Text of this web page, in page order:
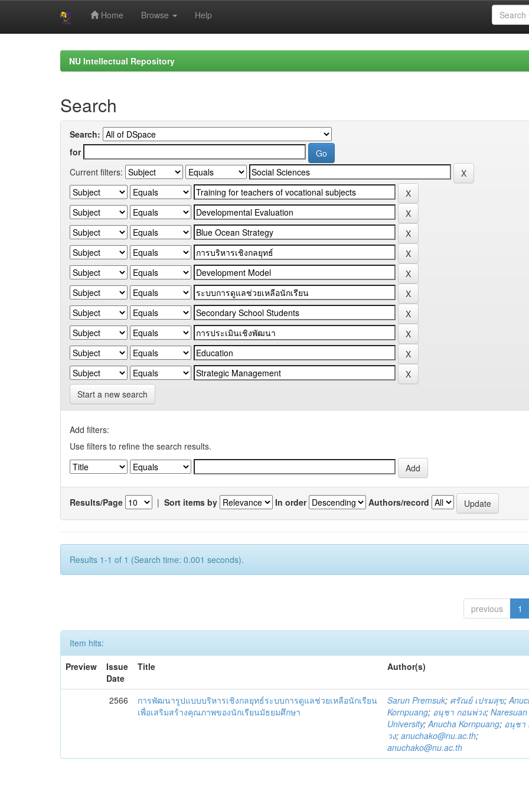
Home Browse Help
NU Intellectual Repository
Search
Search:
for
Current filters:
Start a new search
Add filters:
Use filters to refine the search results.
Results/Page | Sort items by In order Authors/record
Results 1-1 of 1 (Search time: 0.001 seconds).
previous 1
Item hits:
Preview
Issue
Date
Title Author(s)
2566
การพัฒนารูปแบบบริหารเชิงกลยุทธ์ระบบการดูแลช่วยเหลือนักเรียน
เพื่อเสริมสร้างคุณภาพของนักเรียนมัธยมศึกษา
Sarun Premsuk; ศรัณย์ เปรมสุข;
Kornpuang; อนุชา กอนพ่วง;Naresuan
University;Anucha Kornpuang; อนุชา
วง;anuchako@nu.ac.th;
anuchako@nu.ac.th